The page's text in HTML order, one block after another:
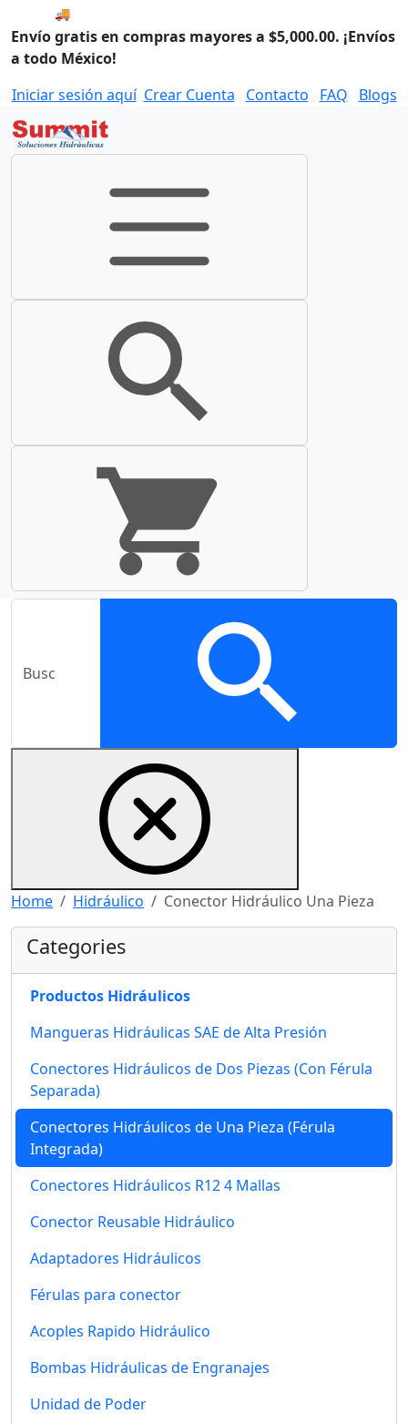
🚚 Envío el Lunes, 10 de agosto si compras hoy.
Envío gratis en compras mayores a $5,000.00. ¡Envíos
a todo México!
Iniciar sesión aquí Crear Cuenta Contacto FAQ Blogs
Home Hidráulico Conector Hidráulico Una Pieza
Categories
Productos Hidráulicos
Mangueras Hidráulicas SAE de Alta Presión
Conectores Hidráulicos de Dos Piezas (Con Férula
Separada)
Conectores Hidráulicos de Una Pieza (Férula
Integrada)
Conectores Hidráulicos R12 4 Mallas
Conector Reusable Hidráulico
Adaptadores Hidráulicos
Férulas para conector
Acoples Rapido Hidráulico
Bombas Hidráulicas de Engranajes
Unidad de Poder